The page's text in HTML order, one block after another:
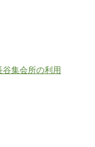
集会所の利用